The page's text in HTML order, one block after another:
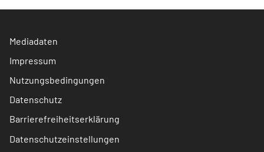
Mediadaten
Impressum
Nutzungsbedingungen
Datenschutz
Barrierefreiheitserklärung
Datenschutzeinstellungen